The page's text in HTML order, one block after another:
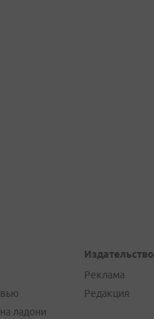
ладони
Издательство
Реклама
Редакция